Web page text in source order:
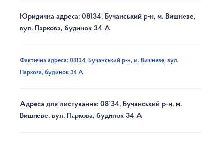
Юридична адреса: 08134, Бучанський р-н, м. Вишневе,
вул. Паркова, будинок 34 А
Фактична адреса: 08134, Бучанський р-н, м. Вишневе, вул.
Паркова, будинок 34 А
Адреса для листування: 08134, Бучанський р-н, м.
Вишневе, вул. Паркова, будинок 34 А